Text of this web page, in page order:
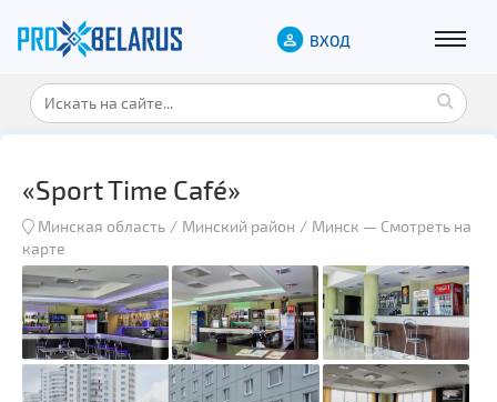
ВХОД
«Sport Time Café»
Минская область Минский район Минск — Смотреть на
карте